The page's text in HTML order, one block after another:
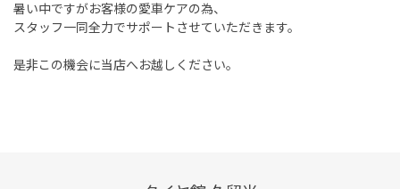
暑い中ですがお客様の愛車ケアの為、
スタッフ一同全力でサポートさせていただきます。
是非この機会に当店へお越しください。